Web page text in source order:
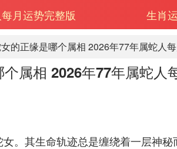
月运势完整版 生肖
属相 2026年77年属蛇人
。其生命轨迹总是缠绕着一层神秘